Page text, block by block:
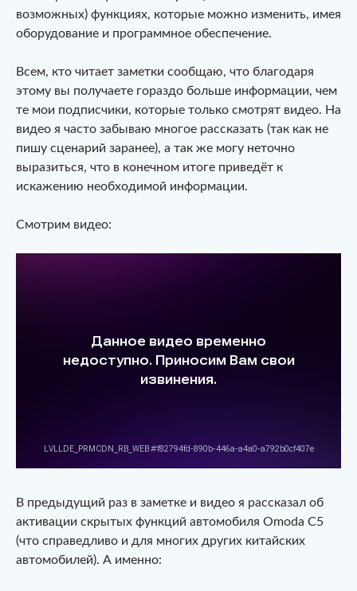
возможных) функциях, которые можно изменить, имея
оборудование и программное обеспечение.
Всем, кто читает заметки сообщаю, что благодаря
этому вы получаете гораздо больше информации, чем
те мои подписчики, которые только смотрят видео. На
видео я часто забываю многое рассказать (так как не
пишу сценарий заранее), а так же могу неточно
выразиться, что в конечном итоге приведёт к
искажению необходимой информации.
Смотрим видео:
В предыдущий раз в заметке и видео я рассказал об
активации скрытых функций автомобиля Omoda C5
(что справедливо и для многих других китайских
автомобилей). А именно: